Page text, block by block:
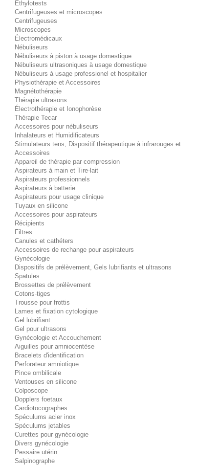
Éthylotests
Centrifugeuses et microscopes
Centrifugeuses
Microscopes
Électromédicaux
Nébuliseurs
Nébuliseurs à piston à usage domestique
Nébuliseurs ultrasoniques à usage domestique
Nébuliseurs à usage professionel et hospitalier
Physiothérapie et Accessoires
Magnétothérapie
Thérapie ultrasons
Électrothérapie et Ionophorèse
Thérapie Tecar
Accessoires pour nébuliseurs
Inhalateurs et Humidificateurs
Stimulateurs tens, Dispositif thérapeutique à infrarouges et
Accessoires
Appareil de thérapie par compression
Aspirateurs à main et Tire-lait
Aspirateurs professionnels
Aspirateurs à batterie
Aspirateurs pour usage clinique
Tuyaux en silicone
Accessoires pour aspirateurs
Récipients
Filtres
Canules et cathéters
Accessoires de rechange pour aspirateurs
Gynécologie
Dispositifs de prélèvement, Gels lubrifiants et ultrasons
Spatules
Brossettes de prélèvement
Cotons-tiges
Trousse pour frottis
Lames et fixation cytologique
Gel lubrifiant
Gel pour ultrasons
Gynécologie et Accouchement
Aiguilles pour amniocentèse
Bracelets d'identification
Perforateur amniotique
Pince ombilicale
Ventouses en silicone
Colposcope
Dopplers foetaux
Cardiotocographes
Spéculums acier inox
Spéculums jetables
Curettes pour gynécologie
Divers gynécologie
Pessaire utérin
Salpinographe